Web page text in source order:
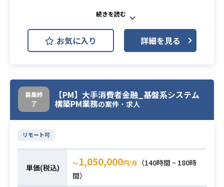
業務内容
大手セキュリティ会社外販部門にお
けるプリセールス業務に携わってい
ただきます。
【案件詳細】
問い合わせ、構成検討、見積依頼、
見積精査を行う。
・お客様先に常駐し、SSOL社員の指
示のもと提案（弊社顧客から、弊社
・IA系サーバ並びにサーバ周辺の知
識を持っている。
お気に入り 詳細を見る
募集終
了
【PM】大手消費者金融_基盤系システム
構築PM業務の案件・求人
リモート可
単価(税込) 〜1,050,000円/月
（140時間 ~ 180時
間）